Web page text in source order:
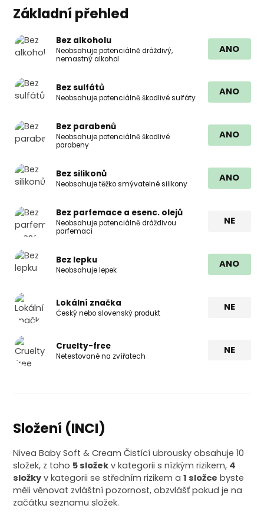
Základní přehled
Bez alkoholu
Neobsahuje potenciálně dráždivý,
nemastný alkohol
ANO
Bez sulfátů
Neobsahuje potenciálně škodlivé sulfáty
ANO
Bez parabenů
Neobsahuje potenciálně škodlivé
parabeny
ANO
Bez silikonů
Neobsahuje těžko smývatelné silikony
ANO
Bez parfemace a esenc. olejů
Neobsahuje potenciálně dráždivou
parfemaci
NE
Bez lepku
Neobsahuje lepek
ANO
Lokální značka
Český nebo slovenský produkt
NE
Cruelty-free
Netestované na zvířatech
NE
Složení (INCI)
Nivea Baby Soft & Cream Čistící ubrousky obsahuje 10
složek, z toho 5 složek v kategorii s nízkým rizikem, 4
složky v kategorii se středním rizikem a1 složce byste
měli věnovat zvláštní pozornost, obzvlášť pokud je na
začátku seznamu složek.